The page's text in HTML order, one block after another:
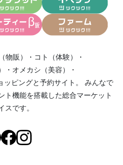
物販） ・ コト（体験）
・
・ オメカシ（美容）
・
ッピングと予約サイト。
みんなで
ト機能を搭載した総合マーケット
スです。